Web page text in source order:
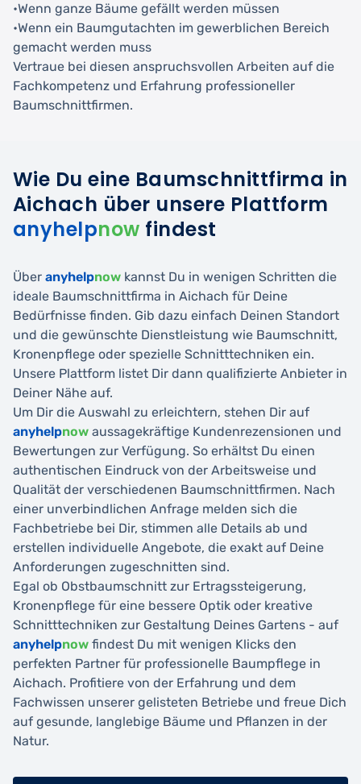
•Wenn ganze Bäume gefällt werden müssen
•Wenn ein Baumgutachten im gewerblichen Bereich
gemacht werden muss
Vertraue bei diesen anspruchsvollen Arbeiten auf die
Fachkompetenz und Erfahrung professioneller
Baumschnittfirmen.
Wie Du eine Baumschnittfirma in
Aichach über unsere Plattform
anyhelpnow findest
Über anyhelpnow kannst Du in wenigen Schritten die
ideale Baumschnittfirma in Aichach für Deine
Bedürfnisse finden. Gib dazu einfach Deinen Standort
und die gewünschte Dienstleistung wie Baumschnitt,
Kronenpflege oder spezielle Schnitttechniken ein.
Unsere Plattform listet Dir dann qualifizierte Anbieter in
Deiner Nähe auf.
Um Dir die Auswahl zu erleichtern, stehen Dir auf
anyhelpnow aussagekräftige Kundenrezensionen und
Bewertungen zur Verfügung. So erhältst Du einen
authentischen Eindruck von der Arbeitsweise und
Qualität der verschiedenen Baumschnittfirmen. Nach
einer unverbindlichen Anfrage melden sich die
Fachbetriebe bei Dir, stimmen alle Details ab und
erstellen individuelle Angebote, die exakt auf Deine
Anforderungen zugeschnitten sind.
Egal ob Obstbaumschnitt zur Ertragssteigerung,
Kronenpflege für eine bessere Optik oder kreative
Schnitttechniken zur Gestaltung Deines Gartens - auf
anyhelpnow findest Du mit wenigen Klicks den
perfekten Partner für professionelle Baumpflege in
Aichach. Profitiere von der Erfahrung und dem
Fachwissen unserer gelisteten Betriebe und freue Dich
auf gesunde, langlebige Bäume und Pflanzen in der
Natur.